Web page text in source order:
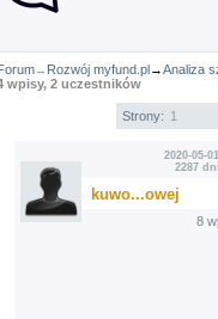
→ Rozwój myfund.pl→Analiza
wpisy, 2 uczestników
Strony: 1
2020-05-
2287
kuwo...owej
8